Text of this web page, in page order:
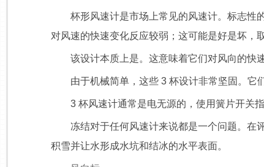
杯形风速计是市场上常见的风速计。标志性的
对风速的快速变化反应较弱；这可能是好是坏，
该设计本质上是。这意味着它们对风向的快速
由于机械简单，这些 3 杯设计非常坚固。它们
3 杯风速计通常是电无源的，使用簧片开关指
冻结对于任何风速计来说都是一个问题。在评
积雪并让水形成水坑和结冰的水平表面。